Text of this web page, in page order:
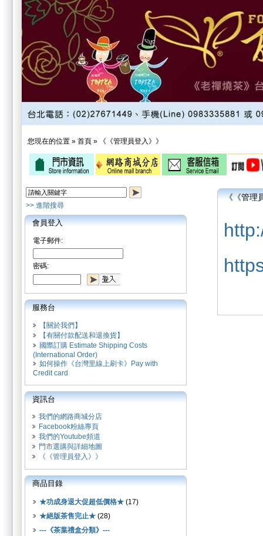
您現在的位置 » 首頁 » 《《管理員登入》》
>> 進階搜尋
會員登入
電子郵件:
密碼:
服務台
【關於我們】
【有關付款配送和退換貨】
國際訂購 Estimate Shipping Costs
(International Order)
如何操作《台灣里線上刷卡》Pay with
Credit card
資訊台
我們的網路商城分店
Facebook粉絲專頁
我們的Youtube頻道
門市選購與詳細地圖
《《管理員登入》》
商品目錄
★功成身退大促超低價格★ (17)
★絕版茶售完止★ (28)
---《茶葉禮盒分類》---
《《管理